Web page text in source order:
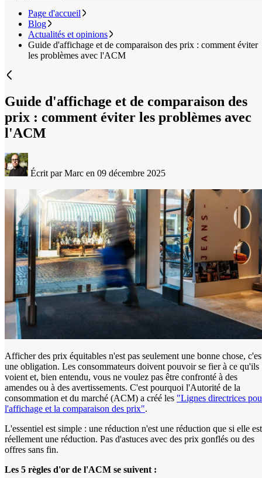
Page d'accueil
Blog
Actualités et opinions
Guide d'affichage et de comparaison des prix : comment éviter
les problèmes avec l'ACM
Guide d'affichage et de comparaison des
prix : comment éviter les problèmes avec
l'ACM
Écrit par Marc en 09 décembre 2025
Afficher des prix équitables n'est pas seulement une bonne chose,
une obligation. Les consommateurs doivent pouvoir se fier à ce qu'ils
voient et, bien entendu, vous ne voulez pas être confronté à des
amendes ou à des avertissements. C'est pourquoi l'Autorité de la
consommation et du marché (ACM) a créé les "Lignes directrices
l'affichage et la comparaison des prix".
L'essentiel est simple : une réduction n'est une réduction que si elle est
réellement une réduction. Pas d'astuces avec des prix gonflés ou des
offres sans fin.
Les 5 règles d'or de l'ACM se suivent :